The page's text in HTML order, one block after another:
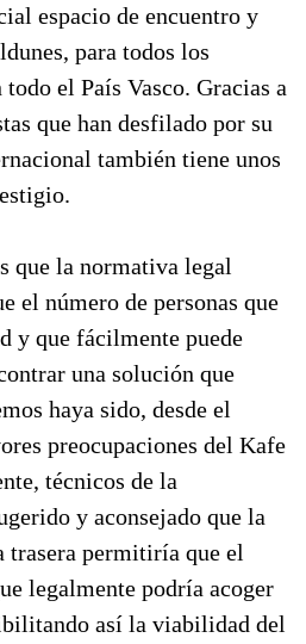
espacio de encuentro y
para todos los
el País Vasco. Gracias a
que han desfilado por su
también tiene unos
que la normativa legal
el número de personas que
y que fácilmente puede
una solución que
haya sido, desde el
preocupaciones del Kafe
técnicos de la
y aconsejado que la
trasera permitiría que el
legalmente podría acoger
así la viabilidad del